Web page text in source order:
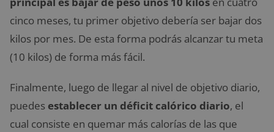
cinco meses, tu primer objetivo debería ser bajar dos
kilos por mes. De esta forma podrás alcanzar tu meta
(10 kilos) de forma más fácil.
Finalmente, luego de llegar al nivel de objetivo diario,
puedes establecer un déficit calórico diario, el
cual consiste en quemar más calorías de las que